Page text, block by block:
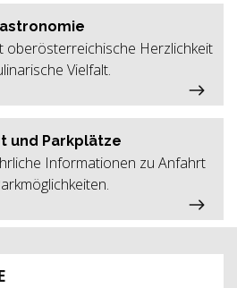
oberösterreichische Herzlichkeit
Vielfalt.
und Parkplätze
Informationen zu Anfahrt